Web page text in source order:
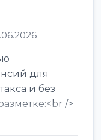
для
и без
/>